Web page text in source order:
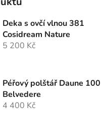
Deka s ovčí vlnou 381
Cosidream Nature
5 200 Kč
Péřový polštář Daune 100
Belvedere
4 400 Kč